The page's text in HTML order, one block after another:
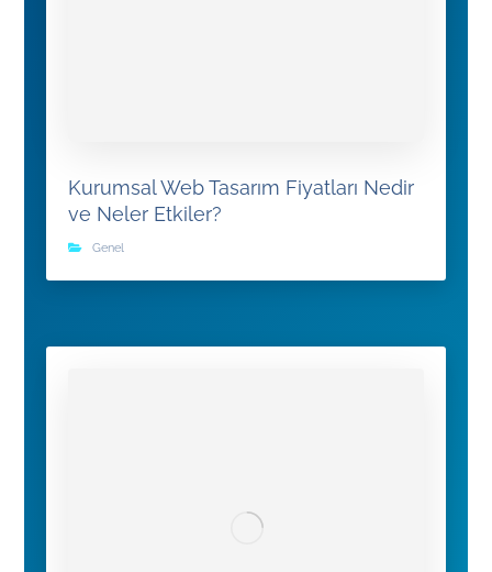
Kurumsal Web Tasarım Fiyatları Nedir
ve Neler Etkiler?
Genel